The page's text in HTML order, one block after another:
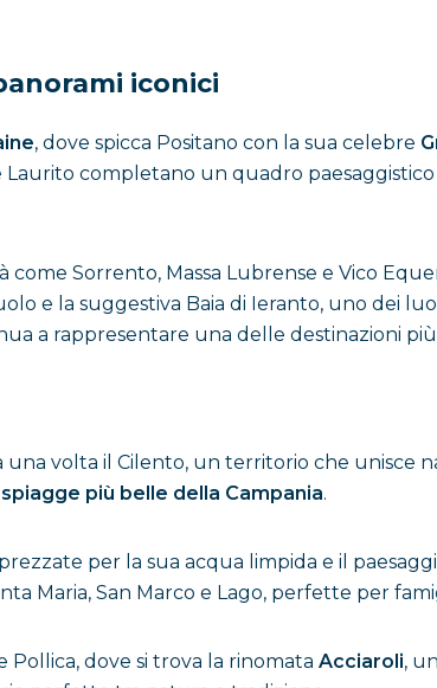
iconici
, dove spicca Positano con la sua celebre
completano un quadro
Sorrento, Massa Lubrense e Vico
e la suggestiva Baia di Ieranto, uno dei
a rappresentare una delle destinazioni
una volta il Cilento, un territorio che unisce
spiagge più belle della Campania.
per la sua acqua limpida e il
Maria, San Marco e Lago, perfette per
dove si trova la rinomata Acciaroli,